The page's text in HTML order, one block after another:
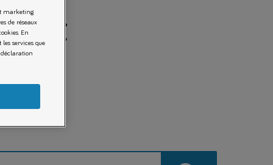
marketing.
de réseaux
En
services que
déclaration